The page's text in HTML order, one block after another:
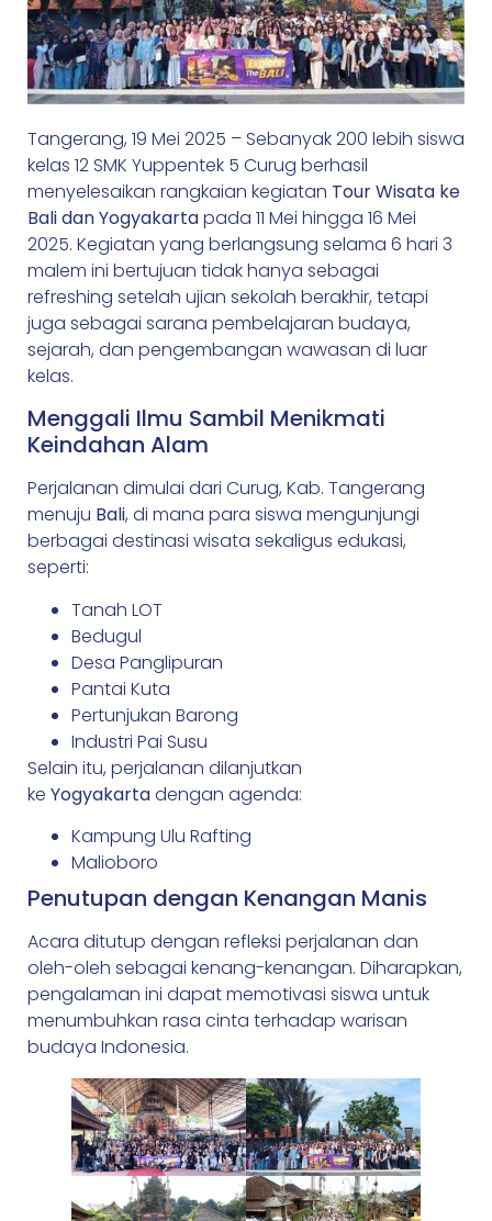
Tangerang, 19 Mei 2025 – Sebanyak 200 lebih siswa
kelas 12 SMK Yuppentek 5 Curug berhasil
menyelesaikan rangkaian kegiatan Tour Wisata ke
Bali dan Yogyakartapada 11 Mei hingga 16 Mei
2025. Kegiatan yang berlangsung selama 6 hari 3
malem ini bertujuan tidak hanya sebagai
refreshing setelah ujian sekolah berakhir, tetapi
juga sebagai sarana pembelajaran budaya,
sejarah, dan pengembangan wawasan di luar
kelas.
Menggali Ilmu Sambil Menikmati
Keindahan Alam
Perjalanan dimulai dari Curug, Kab. Tangerang
menuju Bali, di mana para siswa mengunjungi
berbagai destinasi wisata sekaligus edukasi,
seperti:
Tanah LOT
Bedugul
Desa Panglipuran
Pantai Kuta
Pertunjukan Barong
Industri Pai Susu
Selain itu, perjalanan dilanjutkan
ke Yogyakartadengan agenda:
Kampung Ulu Rafting
Malioboro
Penutupan dengan Kenangan Manis
Acara ditutup dengan refleksi perjalanan dan
oleh-oleh sebagai kenang-kenangan. Diharapkan,
pengalaman ini dapat memotivasi siswa untuk
menumbuhkan rasa cinta terhadap warisan
budaya Indonesia.